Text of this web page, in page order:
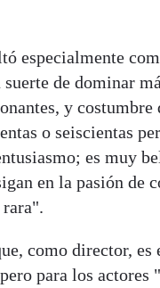
especialmente
de dominar
y costumbre
o seiscientas
es muy
en la pasión de
como director, es
para los actores